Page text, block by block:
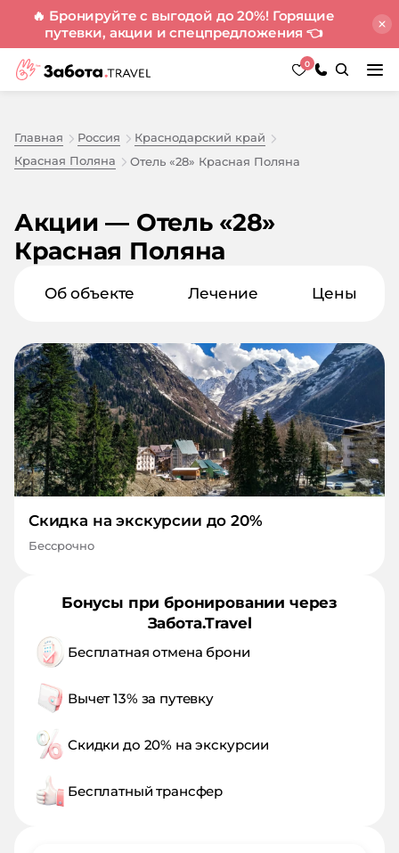
🔥 Бронируйте с выгодой до 20%! Горящие
путевки, акции и спецпредложения 👈
0
Главная Россия
Краснодарский край
Красная Поляна
Отель «28» Красная Поляна
Акции — Отель «28»
Красная Поляна
Об объекте Лечение Цены
Скидка на экскурсии до 20%
Бессрочно
Бонусы при бронировании через
Забота.Travel
Бесплатная отмена брони
Вычет 13% за путевку
Скидки до 20% на экскурсии
Бесплатный трансфер